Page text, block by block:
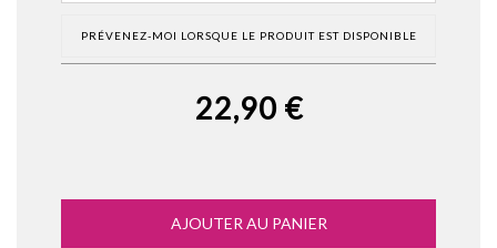
PRÉVENEZ-MOI LORSQUE LE PRODUIT EST DISPONIBLE
22,90 €
AJOUTER AU PANIER